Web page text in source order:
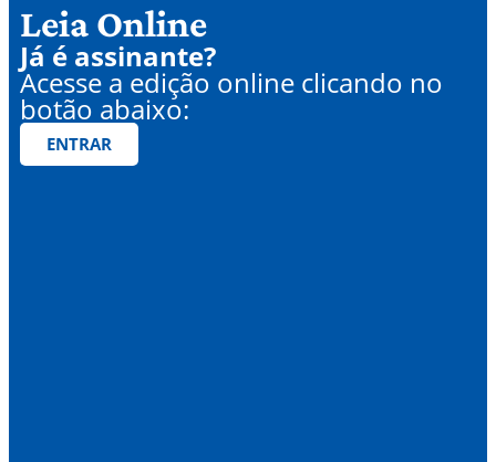
Leia Online
Já é assinante?
Acesse a edição online clicando no
botão abaixo:
ENTRAR